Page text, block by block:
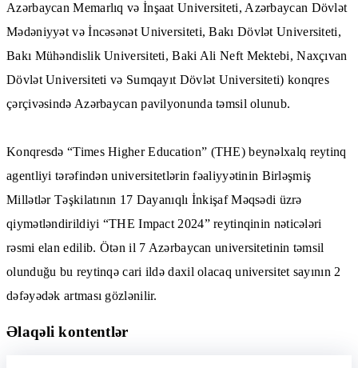
Azərbaycan Memarlıq və İnşaat Universiteti, Azərbaycan Dövlət
Mədəniyyət və İncəsənət Universiteti,Bakı Dövlət Universiteti,
Bakı Mühəndislik Universiteti,Baki Ali Neft Mektebi,Naxçıvan
Dövlət Universiteti və Sumqayıt Dövlət Universiteti) konqres
çərçivəsində Azərbaycan pavilyonunda təmsil olunub.
Konqresdə “Times Higher Education” (THE) beynəlxalq reytinq
agentliyi tərəfindən universitetlərin fəaliyyətinin Birləşmiş
Millətlər Təşkilatının 17 Dayanıqlı İnkişaf Məqsədi üzrə
qiymətləndirildiyi “THE Impact 2024” reytinqinin nəticələri
rəsmi elan edilib. Ötən il 7 Azərbaycan universitetinin təmsil
olunduğu bu reytinqə cari ildə daxil olacaq universitet sayının 2
dəfəyədək artması gözlənilir.
Əlaqəli kontentlər